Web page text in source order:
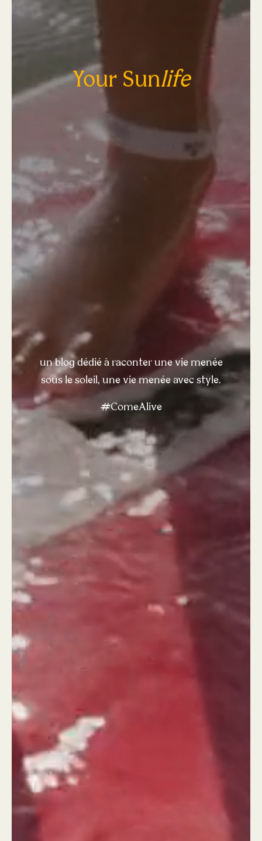
Your Sunlife
un blog dédié à raconter une vie menée
sous le soleil, une vie menée avec style.
#ComeAlive